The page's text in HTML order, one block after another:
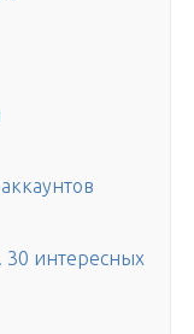
интересных